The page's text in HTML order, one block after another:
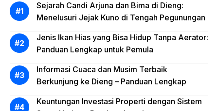
Sejarah Candi Arjuna dan Bima di Dieng:
Menelusuri Jejak Kuno di Tengah Pegunungan
Jenis Ikan Hias yang Bisa Hidup Tanpa Aerator:
Panduan Lengkap untuk Pemula
Informasi Cuaca dan Musim Terbaik
Berkunjung ke Dieng – Panduan Lengkap
Keuntungan Investasi Properti dengan Sistem